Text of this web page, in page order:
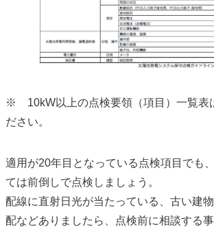
※ 10kW以上の点検要領（項目）一覧表
ださい。
適用が20年目となっている点検項目でも
ては前倒しで点検しましょう。
配線に直射日光が当たっている、古い建
配などありましたら、点検前に相談する事